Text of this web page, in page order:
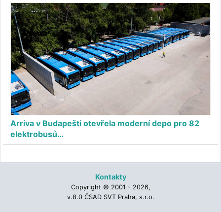
Arriva v Budapešti otevřela moderní depo pro 82
elektrobusů…
Kontakty
Copyright © 2001 - 2026,
v.8.0 ČSAD SVT Praha, s.r.o.